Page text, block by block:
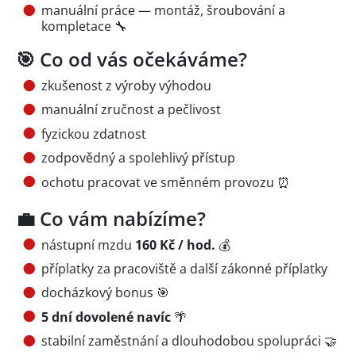
manuální práce — montáž, šroubování a
kompletace 🔧
🎯 Co od vás očekáváme?
zkušenost z výroby výhodou
manuální zručnost a pečlivost
fyzickou zdatnost
zodpovědný a spolehlivý přístup
ochotu pracovat ve směnném provozu ⏰
💼 Co vám nabízíme?
nástupní mzdu 160 Kč / hod. 💰
příplatky za pracoviště a další zákonné příplatky
docházkový bonus 🎯
5 dní dovolené navíc 🌴
stabilní zaměstnání a dlouhodobou spolupráci 🤝